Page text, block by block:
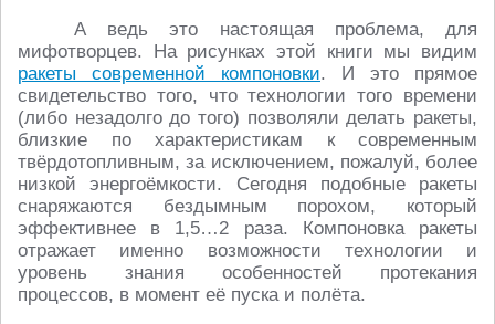
А ведь это настоящая проблема, для
мифотворцев. На рисунках этой книги мы видим
ракеты современной компоновки. И это прямое
свидетельство того, что технологии того времени
(либо незадолго до того) позволяли делать ракеты,
близкие по характеристикам к современным
твёрдотопливным, за исключением, пожалуй, более
низкой энергоёмкости. Сегодня подобные ракеты
снаряжаются бездымным порохом, который
эффективнее в 1,5…2 раза. Компоновка ракеты
отражает именно возможности технологии и
уровень знания особенностей протекания
процессов, в момент её пуска и полёта.